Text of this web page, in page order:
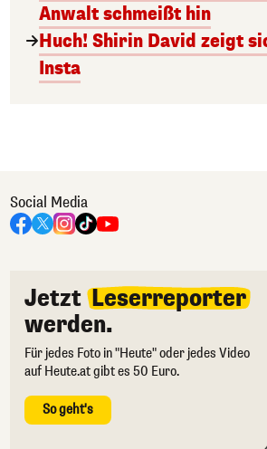
Anwalt schmeißt hin
Huch! Shirin David zeigt
Insta
Social Media
Jetzt Leserreporter
werden.
Für jedes Foto in "Heute" oder jedes Video
auf Heute.at gibt es 50 Euro.
So geht's